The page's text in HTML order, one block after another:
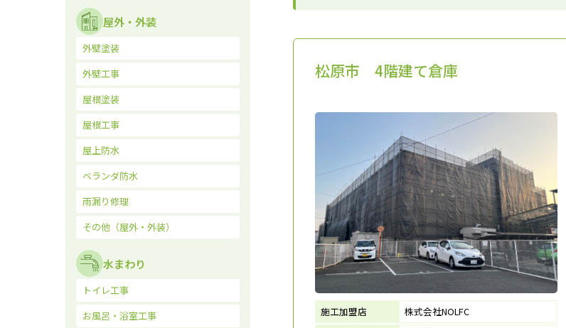
松原市 4階建て倉庫
施工加盟店
株式会社NOLFC
屋外・外装
外壁塗装
外壁工事
屋根塗装
屋根工事
屋上防水
ベランダ防水
雨漏り修理
その他（屋外・外装）
水まわり
トイレ工事
お風呂・浴室工事